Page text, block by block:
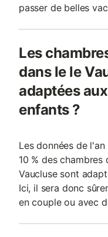
passer de belles
Les
dans le le
adaptées
enfants ?
Les données de
10 % des
Vaucluse sont
Ici, il sera donc
en couple ou avec